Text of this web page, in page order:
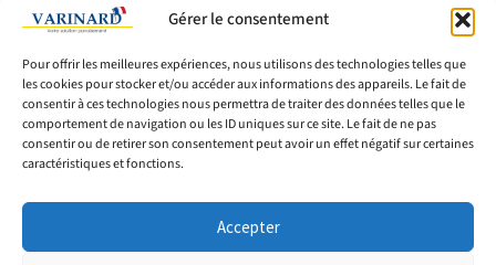
Gérer le consentement
Pour offrir les meilleures expériences, nous utilisons des technologies telles que
les cookies pour stocker et/ou accéder aux informations des appareils. Le fait de
consentir à ces technologies nous permettra de traiter des données telles que le
comportement de navigation ou les ID uniques sur ce site. Le fait de ne pas
consentir ou de retirer son consentement peut avoir un effet négatif sur certaines
caractéristiques et fonctions.
Accepter
© Varinard 2026